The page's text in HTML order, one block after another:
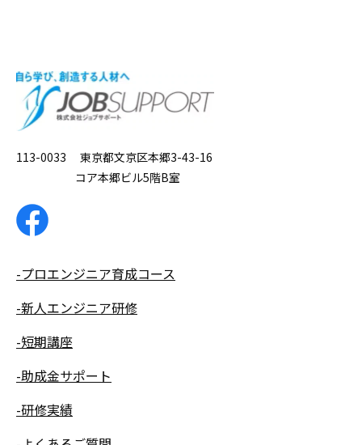
113-0033 東京都文京区本郷3-43-16
コア本郷ビル5階B室
-プロエンジニア育成コース
-新人エンジニア研修
-短期講座
-助成金サポート
-研修実績